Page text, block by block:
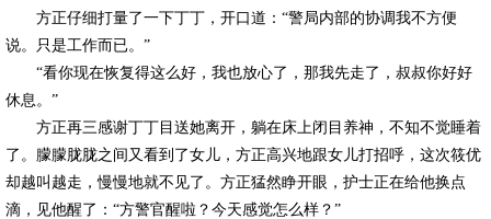
方正仔细打量了一下丁丁，开口道：“警局内部的协调我不方便
说。只是工作而已。”
“看你现在恢复得这么好，我也放心了，那我先走了，叔叔你好好
休息。”
方正再三感谢丁丁目送她离开，躺在床上闭目养神，不知不觉睡着
了。朦朦胧胧之间又看到了女儿，方正高兴地跟女儿打招呼，这次筱优
却越叫越走，慢慢地就不见了。方正猛然睁开眼，护士正在给他换点
滴，见他醒了：“方警官醒啦？今天感觉怎么样？”